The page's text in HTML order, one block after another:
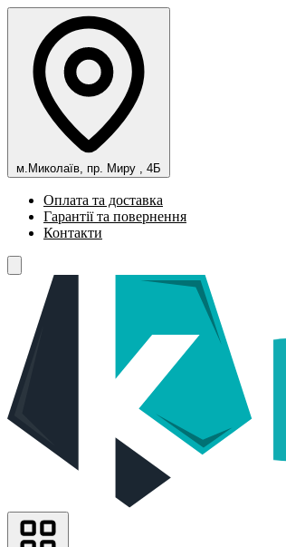
м.Миколаїв, пр. Миру , 4Б
Оплата та доставка
Гарантії та повернення
Контакти